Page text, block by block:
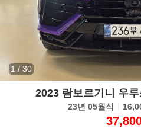
1 / 30
2023 람보르기니 우루
23년 05월식